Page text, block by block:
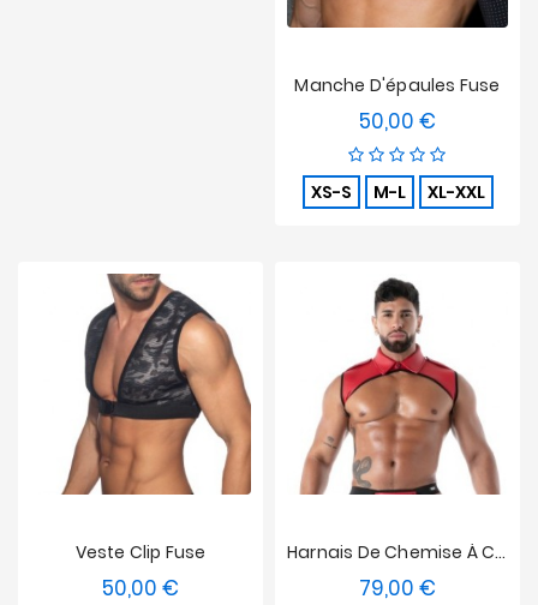
Manche D'épaules Fuse
50,00 €
XS-S M-L XL-XXL
Veste Clip Fuse
50,00 €
Harnais De Chemise À Col En Néoprène Tof Paris Rouge
79,00 €